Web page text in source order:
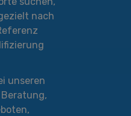
nach
unseren